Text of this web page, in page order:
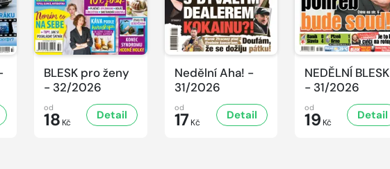
BLESK pro ženy
- 32/2026
od
18 Kč
Detail
Nedělní Aha! -
31/2026
od
17 Kč
Detail
NEDĚLNÍ BLESK
- 31/2026
od
19 Kč
Detail